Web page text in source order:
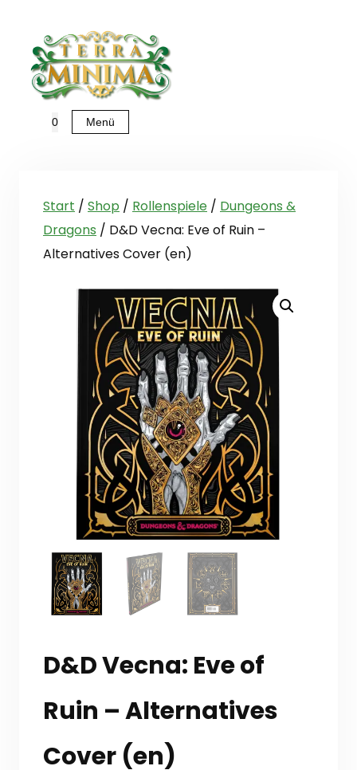
springen
0 Menü
Start / Shop / Rollenspiele / Dungeons &
Dragons / D&D Vecna: Eve of Ruin –
Alternatives Cover (en)
D&D Vecna: Eve of
Ruin – Alternatives
Cover (en)